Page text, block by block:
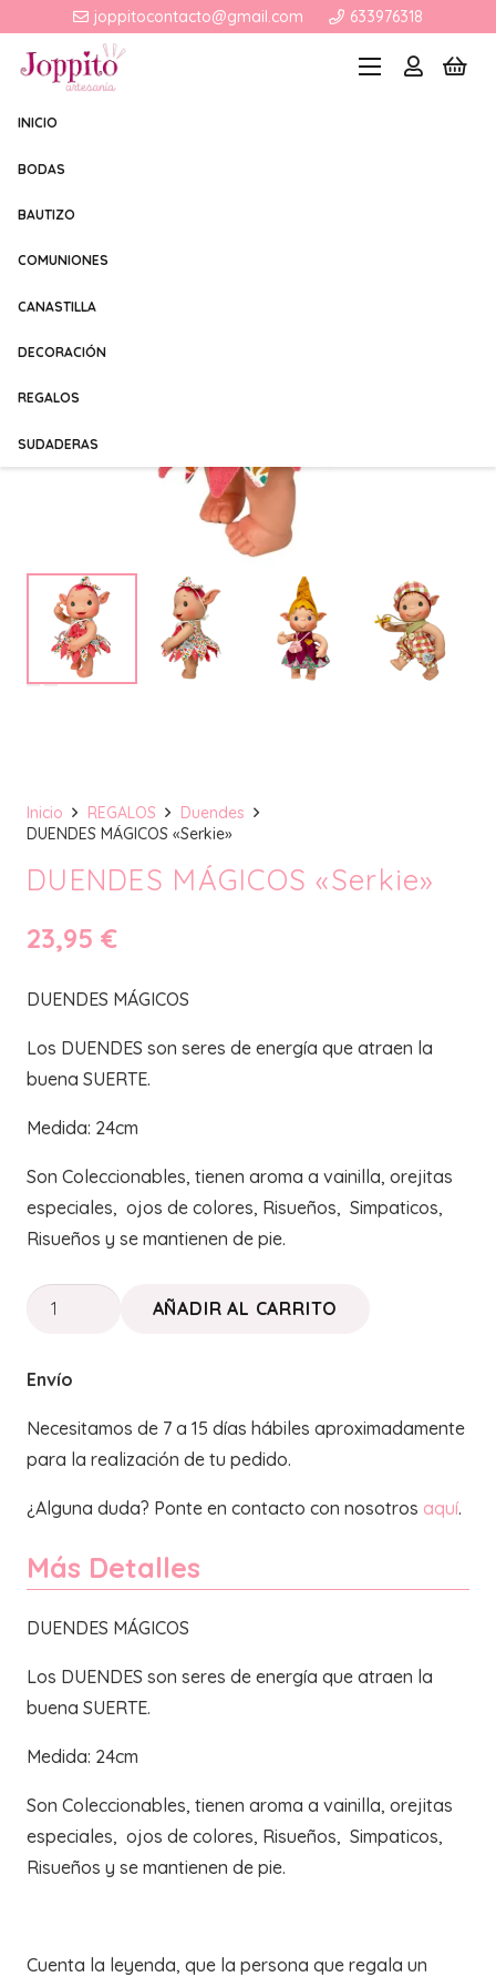
joppitocontacto@gmail.com 633976318
INICIO
BODAS
BAUTIZO
COMUNIONES
CANASTILLA
DECORACIÓN
REGALOS
SUDADERAS
Inicio REGALOS
Duendes
DUENDES MÁGICOS «Serkie»
DUENDES MÁGICOS «Serkie»
23,95 €
DUENDES MÁGICOS
Los DUENDES son seres de energía que atraen la
buena SUERTE.
Medida: 24cm
Son Coleccionables, tienen aroma a vainilla, orejitas
especiales, ojos de colores, Risueños, Simpaticos,
Risueños y se mantienen de pie.
DUENDES
cantidad
AÑADIR AL CARRITO
Envío
Necesitamos de 7 a 15 días hábiles aproximadamente
para la realización de tu pedido.
¿Alguna duda? Ponte en contacto con nosotros aquí.
Más Detalles
DUENDES MÁGICOS
Los DUENDES son seres de energía que atraen la
buena SUERTE.
Medida: 24cm
Son Coleccionables, tienen aroma a vainilla, orejitas
especiales, ojos de colores, Risueños, Simpaticos,
Risueños y se mantienen de pie.
Cuenta la leyenda, que la persona que regala un